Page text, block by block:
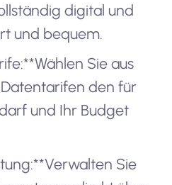
digital und
und bequem.
Sie aus
den für
und Ihr Budget
Sie